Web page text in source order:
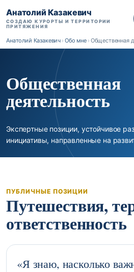
Анатолий Казакевич
СОЗДАЮ КУРОРТЫ И ТЕРРИТОРИИ
ПРИТЯЖЕНИЯ
Анатолий Казакевич › Обо мне › Общественная
Общественная
деятельность
Экспертные позиции, устойчивое
инициативы, направленные на
ПУБЛИЧНЫЕ ПОЗИЦИИ
Путешествия,
ответственность
«Я знаю, насколько